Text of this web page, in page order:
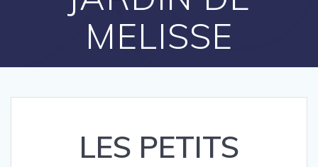
MELISSE
LES PETITS